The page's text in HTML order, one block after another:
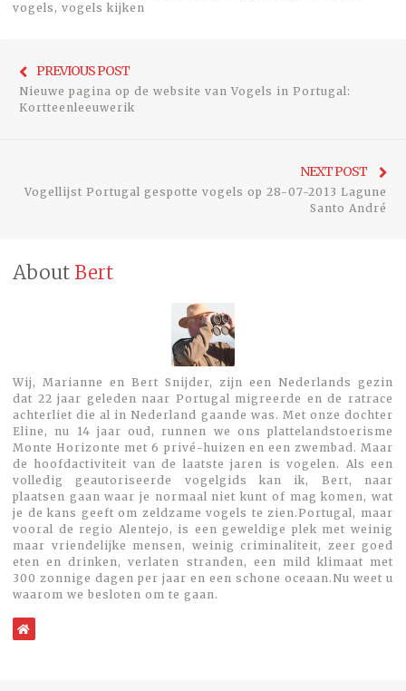
vogels , vogels kijken
navigatie
PREVIOUS POST
Nieuwe pagina op de website van Vogels in Portugal:
Kortteenleeuwerik
NEXT POST
Vogellijst Portugal gespotte vogels op 28-07-2013 Lagune
Santo André
About Bert
Wij, Marianne en Bert Snijder, zijn een Nederlands gezin
dat 22 jaar geleden naar Portugal migreerde en de ratrace
achterliet die al in Nederland gaande was. Met onze dochter
Eline, nu 14 jaar oud, runnen we ons plattelandstoerisme
Monte Horizonte met 6 privé-huizen en een zwembad. Maar
de hoofdactiviteit van de laatste jaren is vogelen. Als een
volledig geautoriseerde vogelgids kan ik, Bert, naar
plaatsen gaan waar je normaal niet kunt of mag komen, wat
je de kans geeft om zeldzame vogels te zien.Portugal, maar
vooral de regio Alentejo, is een geweldige plek met weinig
maar vriendelijke mensen, weinig criminaliteit, zeer goed
eten en drinken, verlaten stranden, een mild klimaat met
300 zonnige dagen per jaar en een schone oceaan.Nu weet u
waarom we besloten om te gaan.